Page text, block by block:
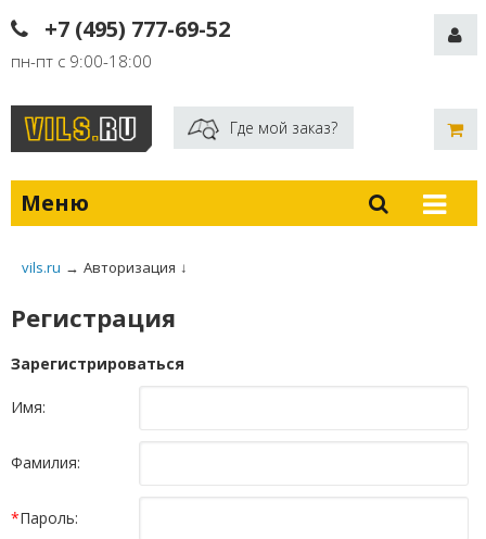
+7 (495) 777-69-52
пн-пт с 9:00-18:00
Где мой заказ?
Меню
vils.ru → Авторизация ↓
Регистрация
Зарегистрироваться
Имя:
Фамилия:
*Пароль: